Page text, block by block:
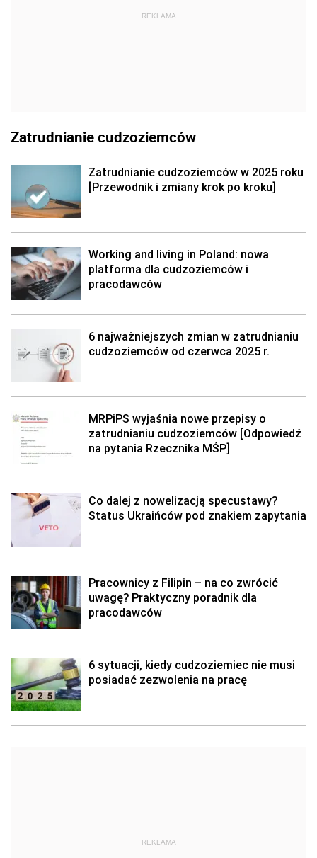
REKLAMA
Zatrudnianie cudzoziemców
Zatrudnianie cudzoziemców w 2025 roku
[Przewodnik i zmiany krok po kroku]
Working and living in Poland: nowa
platforma dla cudzoziemców i
pracodawców
6 najważniejszych zmian w zatrudnianiu
cudzoziemców od czerwca 2025 r.
MRPiPS wyjaśnia nowe przepisy o
zatrudnianiu cudzoziemców [Odpowiedź
na pytania Rzecznika MŚP]
Co dalej z nowelizacją specustawy?
Status Ukraińców pod znakiem zapytania
Pracownicy z Filipin – na co zwrócić
uwagę? Praktyczny poradnik dla
pracodawców
6 sytuacji, kiedy cudzoziemiec nie musi
posiadać zezwolenia na pracę
REKLAMA